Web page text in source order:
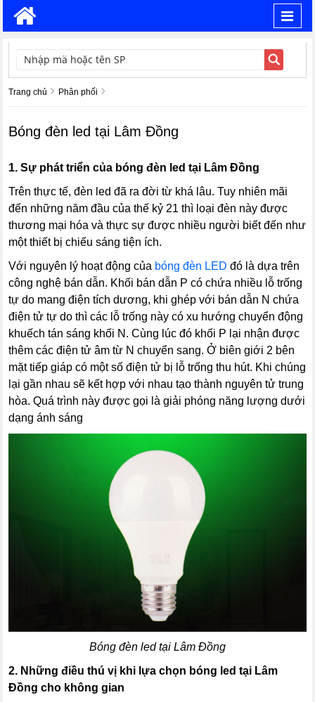
TÌM KIẾM
Trang chủ Phân phối
Bóng đèn led tại Lâm Đồng
1.Sự phát triển của bóng đèn led tại Lâm Đồng
Trên thực tế, đèn led đã ra đời từ khá lâu. Tuy nhiên mãi
đến những năm đầu của thế kỷ 21 thì loại đèn này được
thương mại hóa và thực sự được nhiều người biết đến như
một thiết bị chiếu sáng tiện ích.
Với nguyên lý hoạt động của bóng đèn LED đó là dựa trên
công nghệ bán dẫn. Khối bán dẫn P có chứa nhiều lỗ trống
tự do mang điện tích dương, khi ghép với bán dẫn N chứa
điện tử tự do thì các lỗ trống này có xu hướng chuyển động
khuếch tán sáng khối N. Cùng lúc đó khối P lại nhận được
thêm các điện tử âm từ N chuyển sang. Ở biên giới 2 bên
mặt tiếp giáp có một số điện tử bị lỗ trống thu hút. Khi chúng
lại gần nhau sẽ kết hợp với nhau tạo thành nguyên tử trung
hòa. Quá trình này được gọi là giải phóng năng lượng dưới
dạng ánh sáng
Bóng đèn led tại Lâm Đồng
2. Những điều thú vị khi lựa chọn bóng led tại Lâm
Đồng cho không gian